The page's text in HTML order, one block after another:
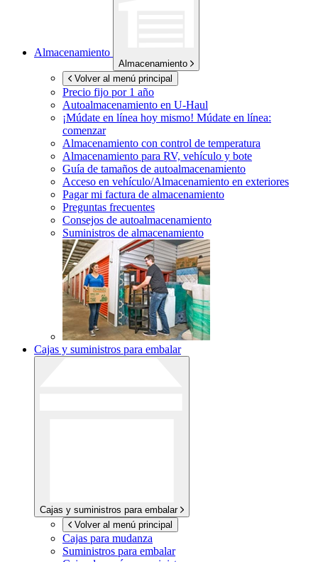
Almacenamiento
Almacenamiento
Volver al menú principal
Precio fijo por 1 año
Autoalmacenamiento en U-Haul
¡Múdate en línea hoy mismo! Múdate en línea:
comenzar
Almacenamiento con control de temperatura
Almacenamiento para RV, vehículo y bote
Guía de tamaños de autoalmacenamiento
Acceso en vehículo/Almacenamiento en exteriores
Pagar mi factura de almacenamiento
Preguntas frecuentes
Consejos de autoalmacenamiento
Suministros de almacenamiento
Cajas y suministros para embalar
Cajas y suministros para embalar
Volver al menú principal
Cajas para mudanza
Suministros para embalar